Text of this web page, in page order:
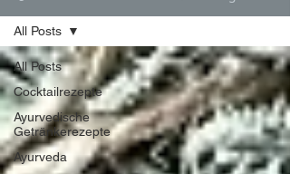
All Posts
Cocktailrezepte
Ayurvedische
Getränkerezepte
Ayurveda
All Posts